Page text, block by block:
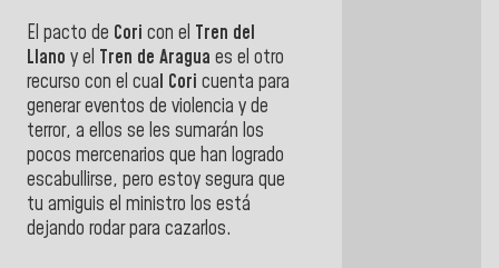
El pacto de Cori con el Tren del
Llano y el Tren de Aragua es el otro
recurso con el cual Cori cuenta para
generar eventos de violencia y de
terror, a ellos se les sumarán los
pocos mercenarios que han logrado
escabullirse, pero estoy segura que
tu amiguis el ministro los está
dejando rodar para cazarlos.